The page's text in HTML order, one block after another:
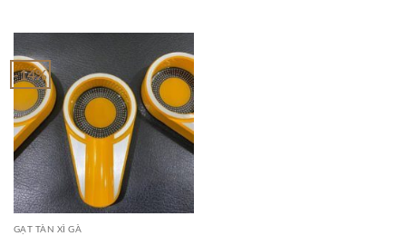
-14%
GẠT TÀN XÌ GÀ